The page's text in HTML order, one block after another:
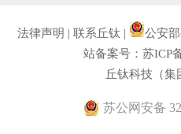
法律声明 | 联系丘钛| 公安
站备案号：苏ICP
丘钛科技（集
苏公网安备